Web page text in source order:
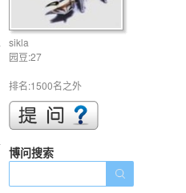
sikla
园豆:27
排名:1500名之外
博问搜索